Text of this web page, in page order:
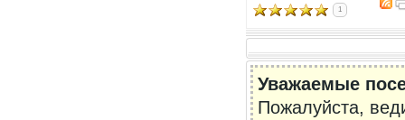
1
Уважаемые
Пожалуйста,